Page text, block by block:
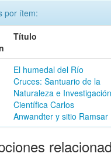
por ítem:
Título
El humedal del Río
Cruces: Santuario de la
Naturaleza e Investigación
Científica Carlos
Anwandter y sitio Ramsar